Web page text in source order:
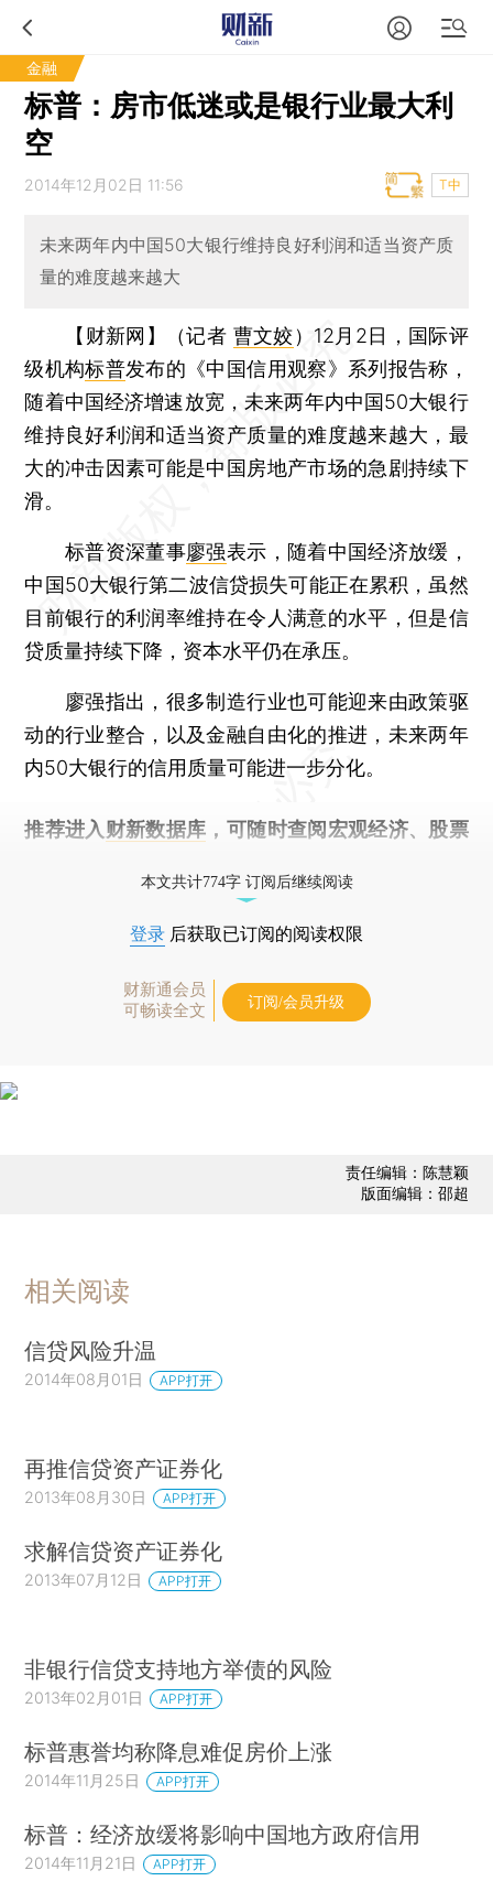
金融
标普：房市低迷或是银行业最大利
空
2014年12月02日 11:56 T中
未来两年内中国50大银行维持良好利润和适当资产质
量的难度越来越大
【财新网】（记者 曹文姣） 12月2日，国际评
级机构标普发布的《中国信用观察》系列报告称，
随着中国经济增速放宽，未来两年内中国50大银行
维持良好利润和适当资产质量的难度越来越大，最
大的冲击因素可能是中国房地产市场的急剧持续下
滑。
标普资深董事廖强表示，随着中国经济放缓，
中国50大银行第二波信贷损失可能正在累积，虽然
目前银行的利润率维持在令人满意的水平，但是信
贷质量持续下降，资本水平仍在承压。
廖强指出，很多制造行业也可能迎来由政策驱
动的行业整合，以及金融自由化的推进，未来两年
内50大银行的信用质量可能进一步分化。
推荐进入 财新数据库 ，可随时查阅宏观经济、股票
本文共计774字 订阅后继续阅读
登录 后获取已订阅的阅读权限
财新通会员
可畅读全文
订阅/会员升级
责任编辑：陈慧颖
版面编辑：邵超
相关阅读
信贷风险升温
2014年08月01日 APP打开
再推信贷资产证券化
2013年08月30日 APP打开
求解信贷资产证券化
2013年07月12日 APP打开
非银行信贷支持地方举债的风险
2013年02月01日 APP打开
标普惠誉均称降息难促房价上涨
2014年11月25日 APP打开
标普：经济放缓将影响中国地方政府信用
2014年11月21日 APP打开